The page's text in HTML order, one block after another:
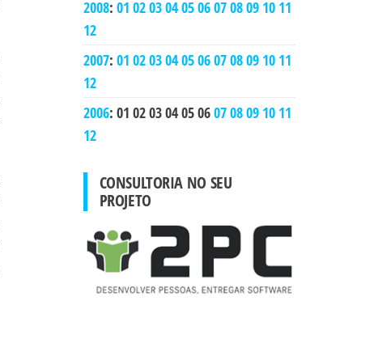
2008: 01 0203040506070809 10 11
12
2007: 01 0203040506070809 10 11
12
2006: 01 0203040506070809 10 11
12
CONSULTORIA NO SEU
PROJETO